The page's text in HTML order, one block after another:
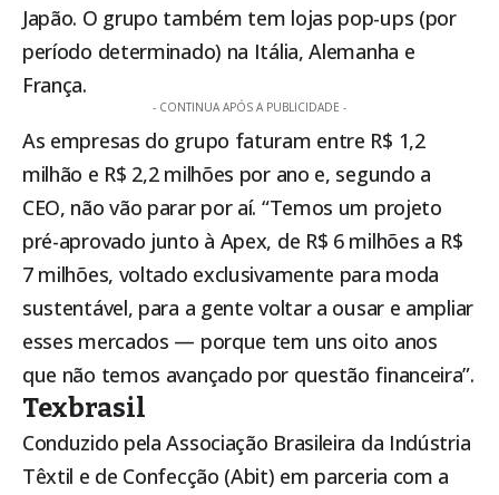
Japão. O grupo também tem lojas pop-ups (por
período determinado) na Itália, Alemanha e
França.
- CONTINUA APÓS A PUBLICIDADE -
As empresas do grupo faturam entre R$ 1,2
milhão e R$ 2,2 milhões por ano e, segundo a
CEO, não vão parar por aí. “Temos um projeto
pré-aprovado junto à Apex, de R$ 6 milhões a R$
7 milhões, voltado exclusivamente para moda
sustentável, para a gente voltar a ousar e ampliar
esses mercados — porque tem uns oito anos
que não temos avançado por questão financeira”.
Texbrasil
Conduzido pela Associação Brasileira da Indústria
Têxtil e de Confecção (Abit) em parceria com a